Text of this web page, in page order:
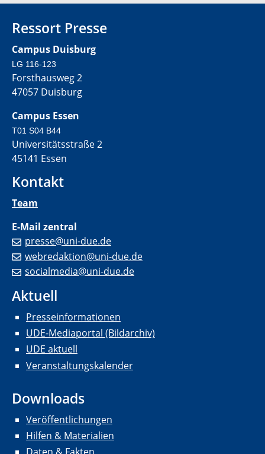
Ressort Presse
Campus Duisburg
LG 116-123
Forsthausweg 2
47057 Duisburg
Campus Essen
T01 S04 B44
Universitätsstraße 2
45141 Essen
Kontakt
Team
E-Mail zentral
presse@uni-due.de
webredaktion@uni-due.de
socialmedia@uni-due.de
Aktuell
Presseinformationen
UDE-Mediaportal (Bildarchiv)
UDE aktuell
Veranstaltungskalender
Downloads
Veröffentlichungen
Hilfen & Materialien